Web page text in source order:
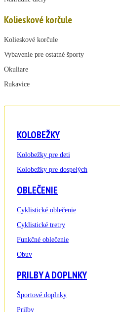
Kolieskové korčule
Kolieskové korčule
Vybavenie pre ostatné športy
Okuliare
Rukavice
KOLOBEŽKY
Kolobežky pre deti
Kolobežky pre dospelých
OBLEČENIE
Cyklistické oblečenie
Cyklistické tretry
Funkčné oblečenie
Obuv
PRILBY A DOPLNKY
Športové doplnky
Prilby